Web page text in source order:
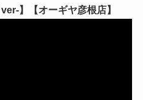
】【オーギヤ彦根店】